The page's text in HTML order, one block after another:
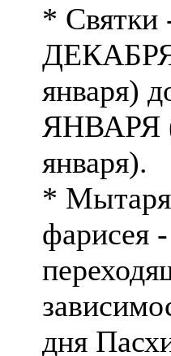
* Святки
января)
ЯНВАРЯ
января).
*
фарисея -
дня